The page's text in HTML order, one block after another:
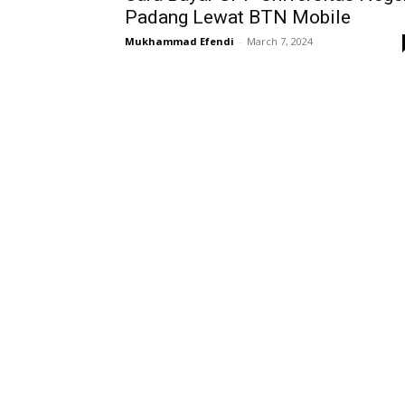
Padang Lewat BTN Mobile
Mukhammad Efendi - March 7, 2024